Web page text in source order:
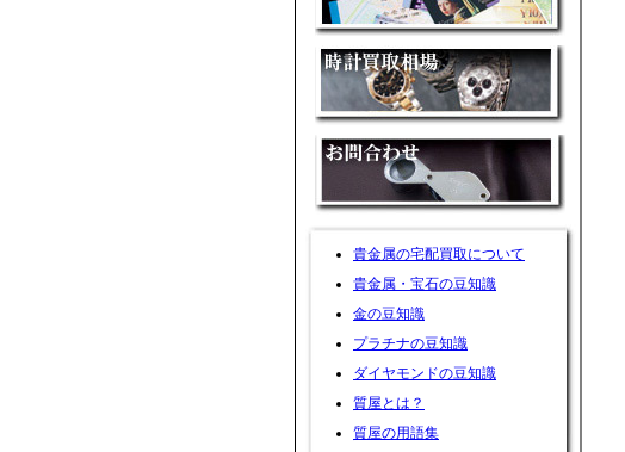
貴金属の宅配買取について
貴金属・宝石の豆知識
金の豆知識
プラチナの豆知識
ダイヤモンドの豆知識
質屋とは？
質屋の用語集